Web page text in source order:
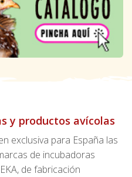
y productos avícolas
exclusiva para España las
de incubadoras
de fabricación